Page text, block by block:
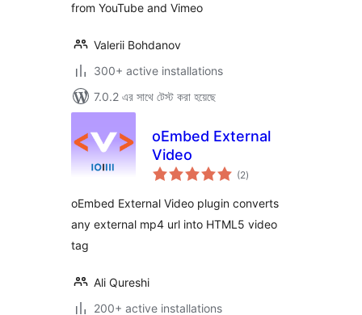
from YouTube and Vimeo
Valerii Bohdanov
300+ active installations
7.0.2 এর সাথে টেস্ট করা হয়েছে
oEmbed External
Video
(2total
ratings
)
oEmbed External Video plugin converts
any external mp4 url into HTML5 video
tag
Ali Qureshi
200+ active installations